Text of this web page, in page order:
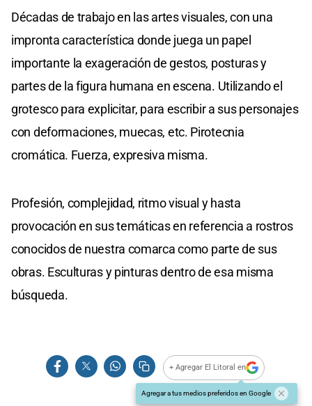
Décadas de trabajo en las artes visuales, con una
impronta característica donde juega un papel
importante la exageración de gestos, posturas y
partes de la figura humana en escena. Utilizando el
grotesco para explicitar, para escribir a sus personajes
con deformaciones, muecas, etc. Pirotecnia
cromática. Fuerza, expresiva misma.
Profesión, complejidad, ritmo visual y hasta
provocación en sus temáticas en referencia a rostros
conocidos de nuestra comarca como parte de sus
obras. Esculturas y pinturas dentro de esa misma
búsqueda.
+ Agregar El Litoral en
Agregar a tus medios preferidos en Google